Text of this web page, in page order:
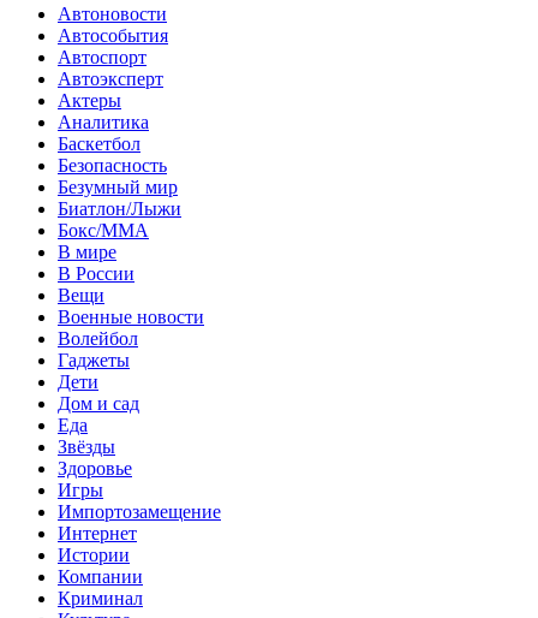
Автоновости
Автособытия
Автоспорт
Автоэксперт
Актеры
Аналитика
Баскетбол
Безопасность
Безумный мир
Биатлон/Лыжи
Бокс/MMA
В мире
В России
Вещи
Военные новости
Волейбол
Гаджеты
Дети
Дом и сад
Еда
Звёзды
Здоровье
Игры
Импортозамещение
Интернет
Истории
Компании
Криминал